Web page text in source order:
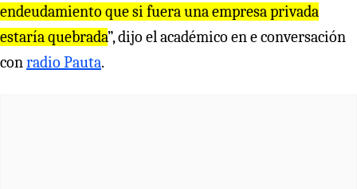
endeudamiento que si fuera una empresa privada
estaría quebrada”, dijo el académico en e conversación
conradio Pauta.